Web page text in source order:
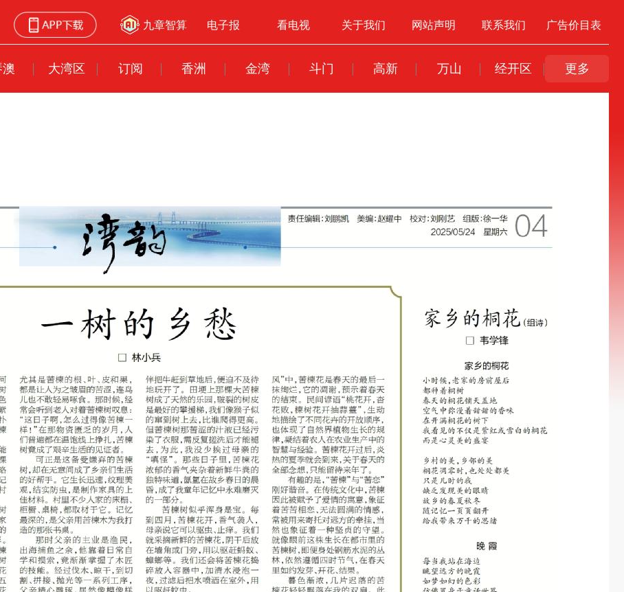
九章智算 电子报 看电视 关于我们 网站声明 联系我们 广告价目表
大湾区 订阅 香洲 金湾 斗门 高新 万山 经开区 更多